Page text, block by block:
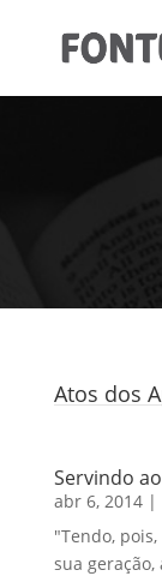
Atos dos
Servindo
abr 6, 2014|
"Tendo,
sua